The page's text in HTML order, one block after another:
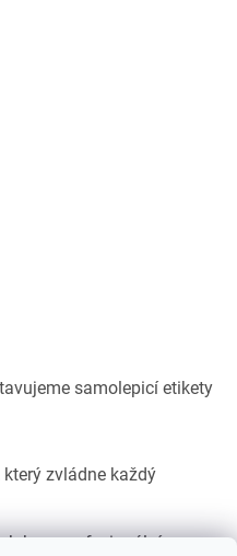
samolepicí etikety
zvládne každý
na profesionální